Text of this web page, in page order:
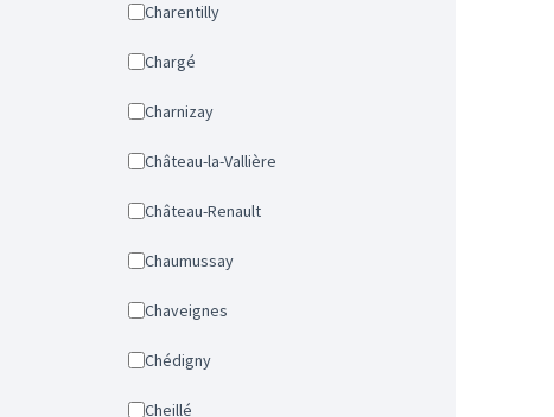
Charentilly
Chargé
Charnizay
Château-la-Vallière
Château-Renault
Chaumussay
Chaveignes
Chédigny
Cheillé